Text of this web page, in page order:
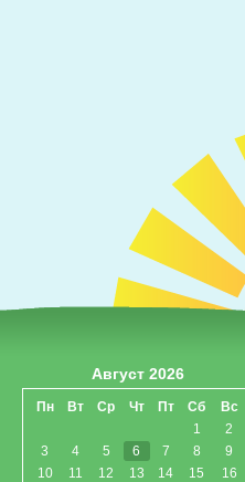
Август 2026
Пн Вт Ср Чт Пт Сб
Вс
1
2
3
4 5 6 7 8
9
10
11 12 13 14 15
16